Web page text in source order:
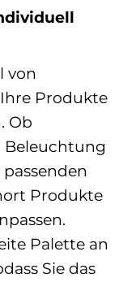
von
Produkte
Ob
Beleuchtung
Produkte
Palette an
Sie das